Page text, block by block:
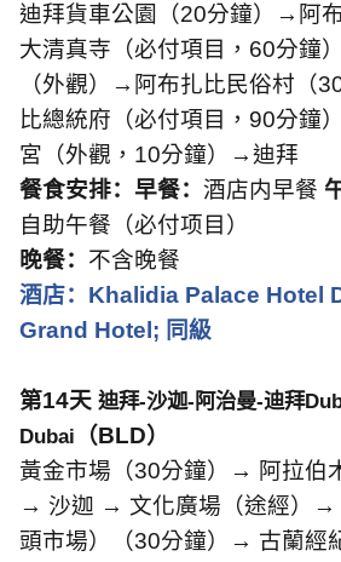
迪拜貨車公園（20分鐘）→阿
大清真寺（必付項目， 60分鐘
（外觀）→阿布扎比民俗村（
比總統府（必付項目， 90分鐘
宮（外觀， 10分鐘）→迪拜
餐食安排：早餐： 酒店内早餐
自助午餐（必付项目）
晚餐： 不含晚餐
酒店： Khalidia Palace Hotel
Grand Hotel; 同級
第14天 迪拜-沙迦- 阿治曼-迪拜
Dubai （BLD）
黃金市場（30分鐘）→ 阿拉伯
→ 沙迦 → 文化廣場（途經）→
頭市場）（30分鐘）→ 古蘭經